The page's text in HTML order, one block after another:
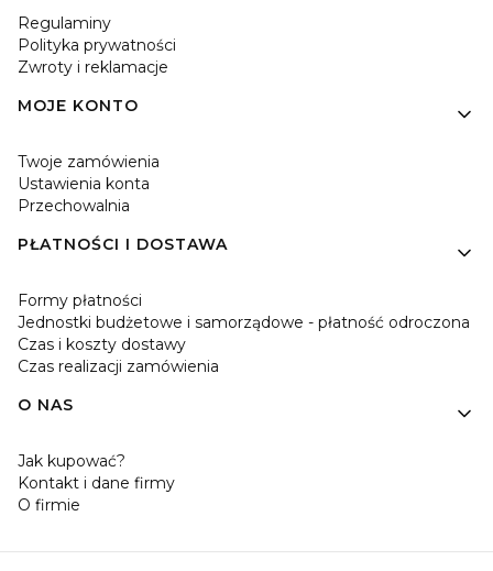
Regulaminy
Polityka prywatności
Zwroty i reklamacje
MOJE KONTO
Twoje zamówienia
Ustawienia konta
Przechowalnia
PŁATNOŚCI I DOSTAWA
Formy płatności
Jednostki budżetowe i samorządowe - płatność odroczona
Czas i koszty dostawy
Czas realizacji zamówienia
O NAS
Jak kupować?
Kontakt i dane firmy
O firmie